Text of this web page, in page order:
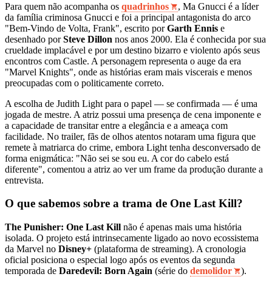
Para quem não acompanha os quadrinhos
, Ma Gnucci é a líder
da família criminosa Gnucci e foi a principal antagonista do arco
"Bem-Vindo de Volta, Frank", escrito porGarth Ennis e
desenhado porSteve Dillon nos anos 2000. Ela é conhecida por sua
crueldade implacável e por um destino bizarro e violento após seus
encontros com Castle. A personagem representa o auge da era
"Marvel Knights", onde as histórias eram mais viscerais e menos
preocupadas com o politicamente correto.
A escolha de Judith Light para o papel — se confirmada — é uma
jogada de mestre. A atriz possui uma presença de cena imponente e
a capacidade de transitar entre a elegância e a ameaça com
facilidade. No trailer, fãs de olhos atentos notaram uma figura que
remete à matriarca do crime, embora Light tenha desconversado de
forma enigmática: "Não sei se sou eu. A cor do cabelo está
diferente", comentou a atriz ao ver um frame da produção durante a
entrevista.
O que sabemos sobre a trama de One Last Kill?
The Punisher: One Last Kill não é apenas mais uma história
isolada. O projeto está intrinsecamente ligado ao novo ecossistema
da Marvel no Disney+ (plataforma de streaming). A cronologia
oficial posiciona o especial logo após os eventos da segunda
temporada de Daredevil: Born Again (série do demolidor
).